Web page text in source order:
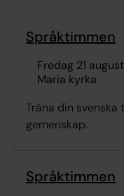
Språktimmen
fredag 21
Maria kyrka
Träna din
gemenskap.
Språktimmen